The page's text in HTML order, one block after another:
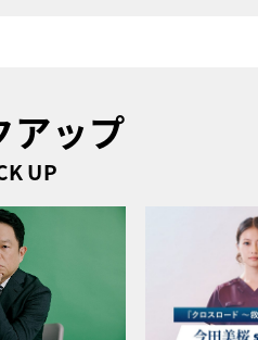
アップ
UP